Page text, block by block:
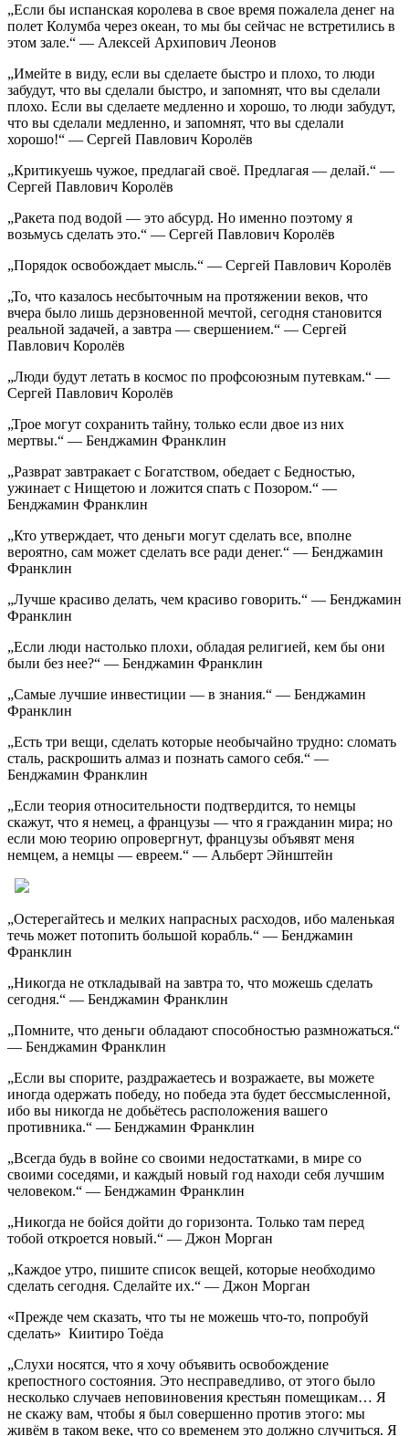
„Если бы испанская королева в свое время пожалела денег на
полет Колумба через океан, то мы бы сейчас не встретились в
этом зале.“ — Алексей Архипович Леонов
„Имейте в виду, если вы сделаете быстро и плохо, то люди
забудут, что вы сделали быстро, и запомнят, что вы сделали
плохо. Если вы сделаете медленно и хорошо, то люди забудут,
что вы сделали медленно, и запомнят, что вы сделали
хорошо!“ — Сергей Павлович Королёв
„Критикуешь чужое, предлагай своё. Предлагая — делай.“ —
Сергей Павлович Королёв
„Ракета под водой — это абсурд. Но именно поэтому я
возьмусь сделать это.“ — Сергей Павлович Королёв
„Порядок освобождает мысль.“ — Сергей Павлович Королёв
„То, что казалось несбыточным на протяжении веков, что
вчера было лишь дерзновенной мечтой, сегодня становится
реальной задачей, а завтра — свершением.“ — Сергей
Павлович Королёв
„Люди будут летать в космос по профсоюзным путевкам.“ —
Сергей Павлович Королёв
„Трое могут сохранить тайну, только если двое из них
мертвы.“ — Бенджамин Франклин
„Разврат завтракает с Богатством, обедает с Бедностью,
ужинает с Нищетою и ложится спать с Позором.“ —
Бенджамин Франклин
„Кто утверждает, что деньги могут сделать все, вполне
вероятно, сам может сделать все ради денег.“ — Бенджамин
Франклин
„Лучше красиво делать, чем красиво говорить.“ — Бенджамин
Франклин
„Если люди настолько плохи, обладая религией, кем бы они
были без нее?“ — Бенджамин Франклин
„Самые лучшие инвестиции — в знания.“ — Бенджамин
Франклин
„Есть три вещи, сделать которые необычайно трудно: сломать
сталь, раскрошить алмаз и познать самого себя.“ —
Бенджамин Франклин
„Если теория относительности подтвердится, то немцы
скажут, что я немец, а французы — что я гражданин мира; но
если мою теорию опровергнут, французы объявят меня
немцем, а немцы — евреем.“ — Альберт Эйнштейн
„Остерегайтесь и мелких напрасных расходов, ибо маленькая
течь может потопить большой корабль.“ — Бенджамин
Франклин
„Никогда не откладывай на завтра то, что можешь сделать
сегодня.“ — Бенджамин Франклин
„Помните, что деньги обладают способностью размножаться.“
— Бенджамин Франклин
„Если вы спорите, раздражаетесь и возражаете, вы можете
иногда одержать победу, но победа эта будет бессмысленной,
ибо вы никогда не добьётесь расположения вашего
противника.“ — Бенджамин Франклин
„Всегда будь в войне со своими недостатками, в мире со
своими соседями, и каждый новый год находи себя лучшим
человеком.“ — Бенджамин Франклин
„Никогда не бойся дойти до горизонта. Только там перед
тобой откроется новый.“ — Джон Морган
„Каждое утро, пишите список вещей, которые необходимо
сделать сегодня. Сделайте их.“ — Джон Морган
«Прежде чем сказать, что ты не можешь что-то, попробуй
сделать» Киитиро Тоёда
„Слухи носятся, что я хочу объявить освобождение
крепостного состояния. Это несправедливо, от этого было
несколько случаев неповиновения крестьян помещикам… Я
не скажу вам, чтобы я был совершенно против этого: мы
живём в таком веке, что со временем это должно случиться. Я